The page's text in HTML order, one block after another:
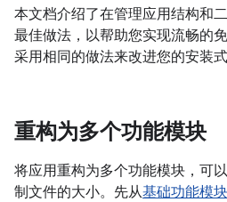
本文档介绍了在管理应用结构和
最佳做法，以帮助您实现流畅的
采用相同的做法来改进您的安装式
重构为多个功能模块
将应用重构为多个功能模块，可
制文件的大小。先从基础功能模块